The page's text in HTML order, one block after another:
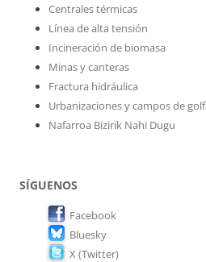
Centrales térmicas
Línea de alta tensión
Incineración de biomasa
Minas y canteras
Fractura hidráulica
Urbanizaciones y campos de golf
Nafarroa Bizirik Nahi Dugu
SÍGUENOS
Facebook
Bluesky
X (Twitter)